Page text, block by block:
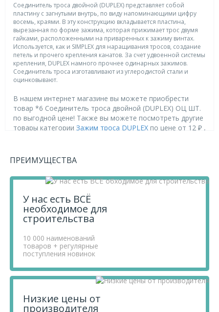
Соединитель троса двойной (DUPLEX) представляет собой
пластину с загнутыми внутрь, по виду напоминающими цифру
восемь, краями. В эту конструкцию вкладывается пластина,
вырезанная по форме зажима, которая прижимает трос двумя
гайками, расположенными на приваренных к зажиму винтах.
Используется, как и SIMPLEX для наращивания тросов, создание
петель и прочего крепления канатов. За счет удвоенной системы
крепления, DUPLEX намного прочнее одинарных зажимов.
Соединитель троса изготавливают из углеродистой стали и
оцинковывают.
В нашем интернет магазине вы можете приобрести
товар *6 Соединитель троса двойной (DUPLEX) ОЦ ШТ.
по выгодной цене! Также вы можете посмотреть другие
товары категории Зажим троса DUPLEX по цене от 12 ₽ ,
Приобретая продукцию в нашем магазине, вы получаете
товары высокого качества по выгодным ценам, так как
мы проводим детальный анализ рынка, придерживаемся
минимальных розничных цен и выбираем надежных
поставщиков.
Чтобы купить товар *6 Соединитель троса двойной
(DUPLEX) ОЦ ШТ., перенесите его в «Корзину» и
оформите свой заказ.
Если у вас остались вопросы, вы можете задать их по
телефону+7 812 740 68 02
сайте.
ПРЕИМУЩЕСТВА
У нас есть ВСЁ
необходимое для
строительства
10 000 наименований
товаров + регулярные
поступления новинок
Низкие цены от
производителя